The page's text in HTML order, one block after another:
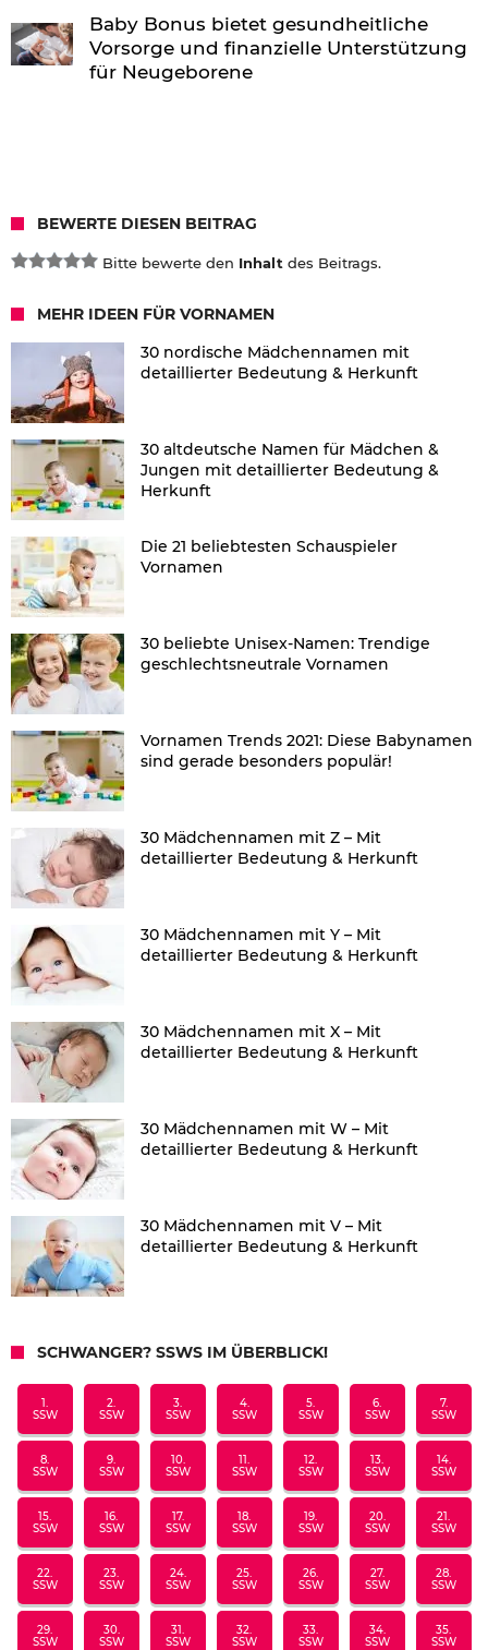
Baby Bonus bietet gesundheitliche
Vorsorge und finanzielle Unterstützung
für Neugeborene
BEWERTE DIESEN BEITRAG
Bitte bewerte den Inhalt des Beitrags.
MEHR IDEEN FÜR VORNAMEN
30 nordische Mädchennamen mit
detaillierter Bedeutung & Herkunft
30 altdeutsche Namen für Mädchen &
Jungen mit detaillierter Bedeutung &
Herkunft
Die 21 beliebtesten Schauspieler
Vornamen
30 beliebte Unisex-Namen: Trendige
geschlechtsneutrale Vornamen
Vornamen Trends 2021: Diese Babynamen
sind gerade besonders populär!
30 Mädchennamen mit Z – Mit
detaillierter Bedeutung & Herkunft
30 Mädchennamen mit Y – Mit
detaillierter Bedeutung & Herkunft
30 Mädchennamen mit X – Mit
detaillierter Bedeutung & Herkunft
30 Mädchennamen mit W – Mit
detaillierter Bedeutung & Herkunft
30 Mädchennamen mit V – Mit
detaillierter Bedeutung & Herkunft
SCHWANGER? SSWS IM ÜBERBLICK!
1.
SSW
2.
SSW
3.
SSW
4.
SSW
5.
SSW
6.
SSW
7.
SSW
8.
SSW
9.
SSW
10.
SSW
11.
SSW
12.
SSW
13.
SSW
14.
SSW
15.
SSW
16.
SSW
17.
SSW
18.
SSW
19.
SSW
20.
SSW
21.
SSW
22.
SSW
23.
SSW
24.
SSW
25.
SSW
26.
SSW
27.
SSW
28.
SSW
29.
SSW
30.
SSW
31.
SSW
32.
SSW
33.
SSW
34.
SSW
35.
SSW